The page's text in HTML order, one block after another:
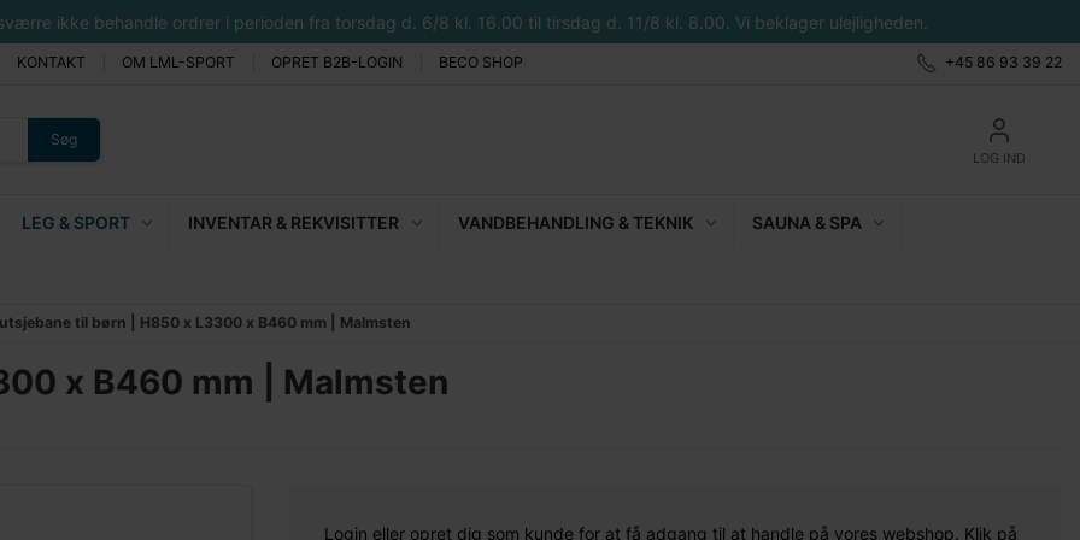
ikke behandle ordrer i perioden fra torsdag d. 6/8 kl. 16.00 til tirsdag d. 11/8 kl. 8.00. Vi beklager ulejligheden.
KONTAKT OM LML-SPORT OPRET B2B-LOGIN BECO SHOP +45 86 93 39 22
Søg
LOG IND
LEG & SPORT INVENTAR & REKVISITTER VANDBEHANDLING & TEKNIK SAUNA & SPA
til børn | H850 x L3300 x B460 mm | Malmsten
x B460 mm | Malmsten
Login eller opret dig som kunde for at få adgang til at handle på vores webshop. Klik på